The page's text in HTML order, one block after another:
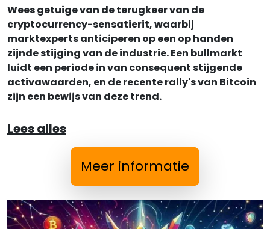
Wees getuige van de terugkeer van de
cryptocurrency-sensatierit, waarbij
marktexperts anticiperen op een op handen
zijnde stijging van de industrie. Een bullmarkt
luidt een periode in van consequent stijgende
activawaarden, en de recente rally's van Bitcoin
zijn een bewijs van deze trend.
Lees alles
Meer informatie